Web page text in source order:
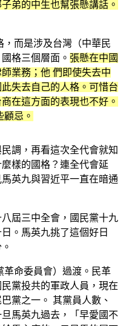
弟的中生也幫張懸講話。
，而是涉及台灣（中華民
格三個層面。 張懸在中國
業務；他 們即使失去中
失去自己的人格。可惜台
在這方面的表現也不好。
忌。
調，再看這次全代會就知
樣的國格？連全代會延
馬英九與習近平一直在暗通
屆三中全會，國民黨十九
。馬英九挑了這個好日
革命委員會）過渡。民革
黨投共的軍政人員，現在
黨之一。 其黨員人數、
馬英九過去，「早愛國不